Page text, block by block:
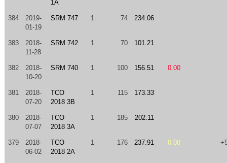
1A
384
2019-
01-19
SRM 747 1 74 234.06
383
2018-
11-28
SRM 742 1 70 101.21
382
2018-
10-20
SRM 740 1 100 156.51 0.00
381
2018-
07-20
TCO
2018 3B
1 115 173.33
380
2018-
07-07
TCO
2018 3A
1 185 202.11
379
2018-
06-02
TCO
2018 2A
1 176 237.91 0.00